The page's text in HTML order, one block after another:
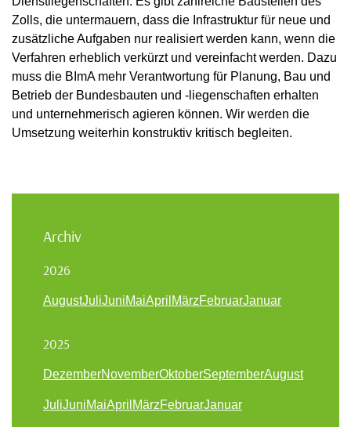
Zolls, die untermauern, dass die Infrastruktur für neue und
zusätzliche Aufgaben nur realisiert werden kann, wenn die
Verfahren erheblich verkürzt und vereinfacht werden. Dazu
muss die BImA mehr Verantwortung für Planung, Bau und
Betrieb der Bundesbauten und -liegenschaften erhalten
und unternehmerisch agieren können. Wir werden die
Umsetzung weiterhin konstruktiv kritisch begleiten.
Archiv
2026
AugustJuliJuniMaiApril MärzFebruarJanuar
2025
DezemberNovemberOktoberSeptemberAugust
JuliJuniMaiApril MärzFebruarJanuar